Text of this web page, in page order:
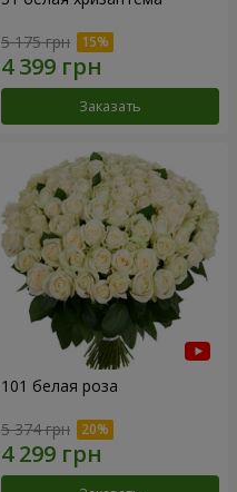
5 175 грн
Заказать
101 белая роза
5 374 грн